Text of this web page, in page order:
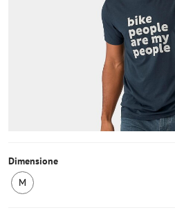
Dimensione
M